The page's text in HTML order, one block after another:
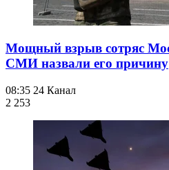
Мощный взрыв сотряс
СМИ назвали его причину
08:35 24 Канал
2 253